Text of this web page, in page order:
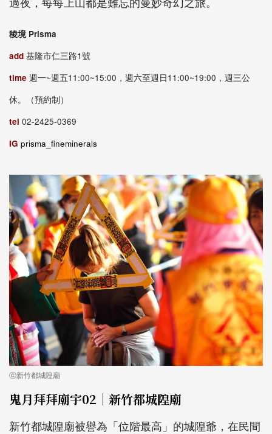
稜境 Prisma
add 基隆市仁三路1號
time 週一~週五11:00~15:00，週六至週日11:00~19:00，週三公
休。（預約制）
tel 02-2425-0369
IG prisma_fineminerals
ⓒ新竹都城隍廟
鬼月拜拜廟宇02｜新竹都城隍廟
新竹都城隍廟被譽為「位階最高」的城隍爺，在民間